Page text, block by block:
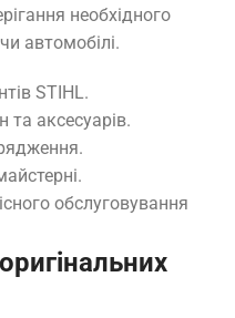
необхідного
автомобілі.
STIHL.
та аксесуарів.
обслуговування